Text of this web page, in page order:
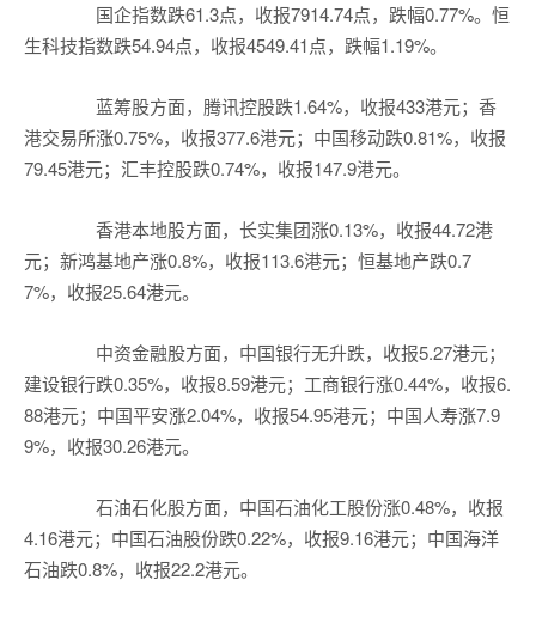
国企指数跌61.3点，收报7914.74点，跌幅0.77%。恒
生科技指数跌54.94点，收报4549.41点，跌幅1.19%。
蓝筹股方面，腾讯控股跌1.64%，收报433港元；香
港交易所涨0.75%，收报377.6港元；中国移动跌0.81%，收报
79.45港元；汇丰控股跌0.74%，收报147.9港元。
香港本地股方面，长实集团涨0.13%，收报44.72港
元；新鸿基地产涨0.8%，收报113.6港元；恒基地产跌0.7
7%，收报25.64港元。
中资金融股方面，中国银行无升跌，收报5.27港元；
建设银行跌0.35%，收报8.59港元；工商银行涨0.44%，收报6.
88港元；中国平安涨2.04%，收报54.95港元；中国人寿涨7.9
9%，收报30.26港元。
石油石化股方面，中国石油化工股份涨0.48%，收报
4.16港元；中国石油股份跌0.22%，收报9.16港元；中国海洋
石油跌0.8%，收报22.2港元。